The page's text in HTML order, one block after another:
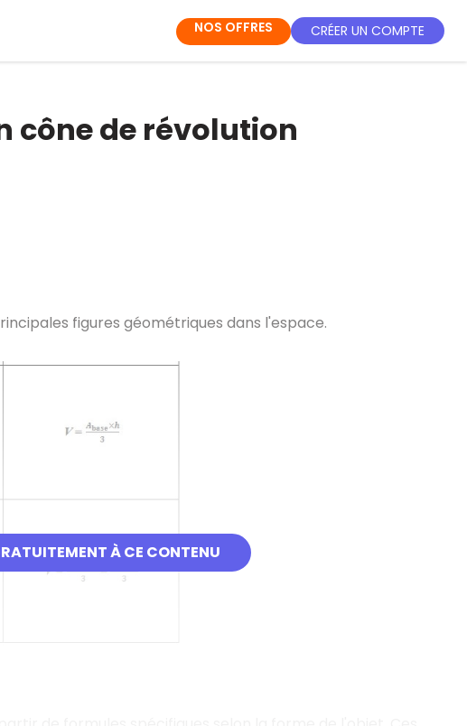
NOS OFFRES CRÉER UN COMPTE
cône de révolution
À CE CONTENU
figures géométriques dans l'espace.